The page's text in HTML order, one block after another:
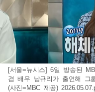
[서울=뉴시스] 6일 방송된
겸 배우 남규리가 출연해 그
(사진=MBC 제공)